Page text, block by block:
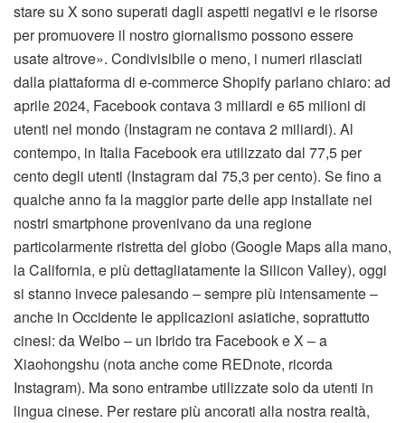
stare su X sono superati dagli aspetti negativi e le risorse
per promuovere il nostro giornalismo possono essere
usate altrove». Condivisibile o meno, i numeri rilasciati
dalla piattaforma di e-commerce Shopify parlano chiaro: ad
aprile 2024, Facebook contava 3 miliardi e 65 milioni di
utenti nel mondo (Instagram ne contava 2 miliardi). Al
contempo, in Italia Facebook era utilizzato dal 77,5 per
cento degli utenti (Instagram dal 75,3 per cento). Se fino a
qualche anno fa la maggior parte delle app installate nei
nostri smartphone provenivano da una regione
particolarmente ristretta del globo (Google Maps alla mano,
la California, e più dettagliatamente la Silicon Valley), oggi
si stanno invece palesando – sempre più intensamente –
anche in Occidente le applicazioni asiatiche, soprattutto
cinesi: da Weibo – un ibrido tra Facebook e X – a
Xiaohongshu (nota anche come REDnote, ricorda
Instagram). Ma sono entrambe utilizzate solo da utenti in
lingua cinese. Per restare più ancorati alla nostra realtà,